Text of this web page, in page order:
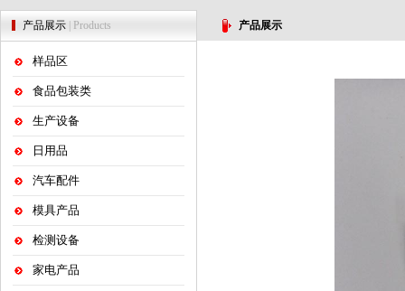
产品展示 | Products
样品区
食品包装类
生产设备
日用品
汽车配件
模具产品
检测设备
家电产品
产品展示